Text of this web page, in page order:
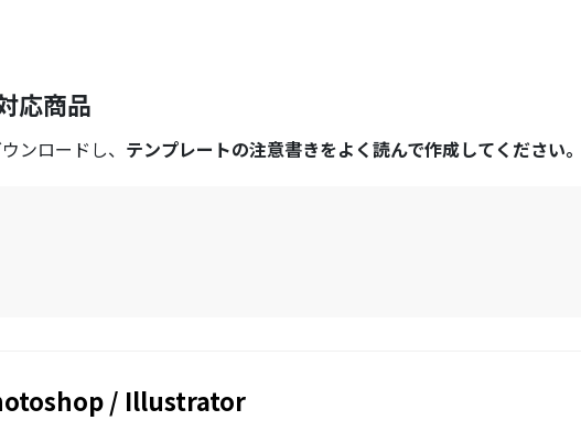
応商品
ンロードし、 テンプレートの注意書きをよく読んで作成してください。
/ Illustrator